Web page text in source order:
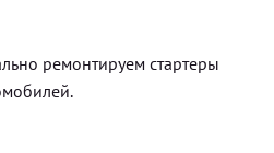
ремонтируем стартеры